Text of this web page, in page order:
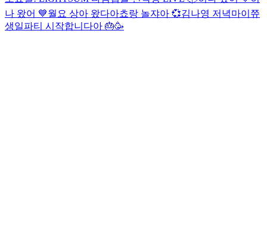
나 왔어 💙월요 상아 왔다아쵸랑 놀쟈아 💞김나영 저녁마이쮸
생일파티 시작합니다아 🎂🥳